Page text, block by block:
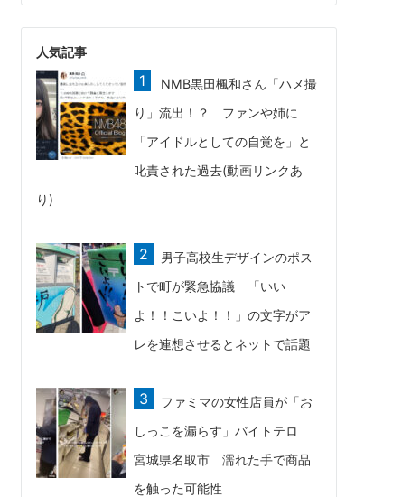
人気記事
NMB黒田楓和さん「ハメ撮
り」流出！？ ファンや姉に
「アイドルとしての自覚を」と
叱責された過去(動画リンクあ
り)
男子高校生デザインのポス
トで町が緊急協議 「いい
よ！！こいよ！！」の文字がア
レを連想させるとネットで話題
ファミマの女性店員が「お
しっこを漏らす」バイトテロ
宮城県名取市 濡れた手で商品
を触った可能性